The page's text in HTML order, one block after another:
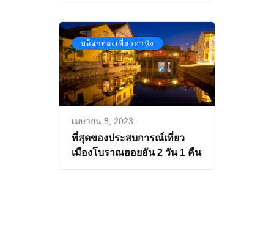
บล็อกท่องเที่ยวดานัง
เมษายน 8, 2023
ที่สุดของประสบการณ์เที่ยว
เมืองโบราณฮอยอัน 2 วัน 1 คืน